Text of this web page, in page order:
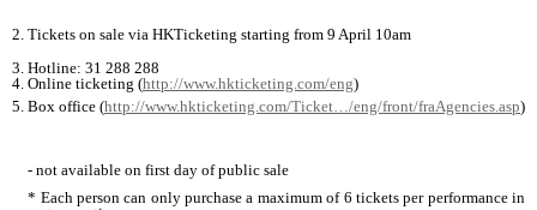
2. Tickets on sale via HKTicketing starting from 9 April 10am
3. Hotline: 31 288 288
4. Online ticketing (http://www.hkticketing.com/eng)
5. Box office (http://www.hkticketing.com/Ticket…/eng/front/fraAgencies.asp)
- not available on first day of public sale
* Each person can only purchase a maximum of 6 tickets per performance in